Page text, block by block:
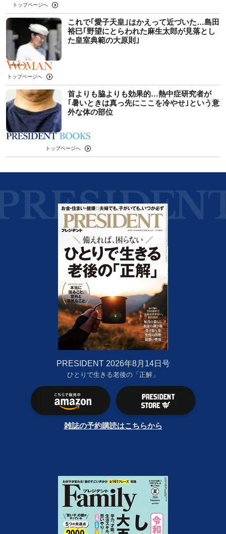
トップページへ
これで｢愛子天皇｣はかえって近づいた…島田
裕巳｢野望にとらわれた麻生太郎が見落とし
た皇室典範の大原則｣
トップページへ
首よりも脇よりも効果的…熱中症研究者が
｢暑いときは真っ先にここを冷やせ｣という意
外な体の部位
トップページへ
PRESIDENT 2026年8月14日号
ひとりで生きる老後の「正解」
雑誌の予約購読はこちらから